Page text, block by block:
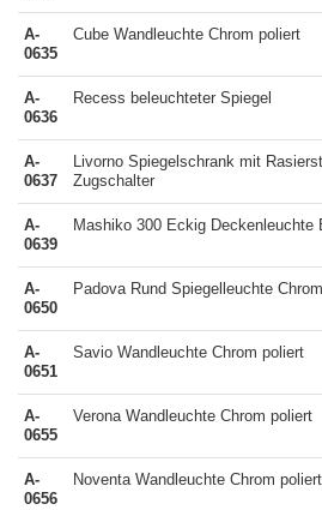
A-
0635
Cube Wandleuchte Chrom poliert
A-
0636
Recess beleuchteter Spiegel
A-
0637
Livorno Spiegelschrank mit
Zugschalter
A-
0639
Mashiko 300 Eckig Deckenleuchte
A-
0650
Padova Rund Spiegelleuchte
A-
0651
Savio Wandleuchte Chrom poliert
A-
0655
Verona Wandleuchte Chrom poliert
A-
0656
Noventa Wandleuchte Chrom poliert